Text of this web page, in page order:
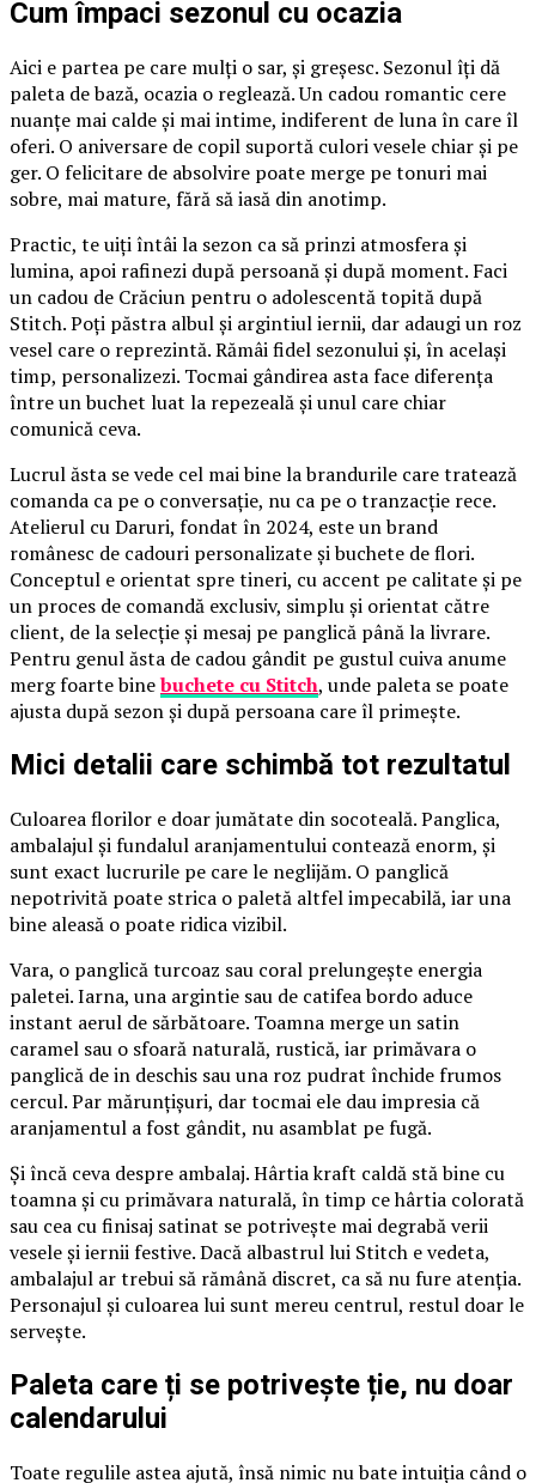
Cum împaci sezonul cu ocazia
Aici e partea pe care mulți o sar, și greșesc. Sezonul îți dă
paleta de bază, ocazia o reglează. Un cadou romantic cere
nuanțe mai calde și mai intime, indiferent de luna în care îl
oferi. O aniversare de copil suportă culori vesele chiar și pe
ger. O felicitare de absolvire poate merge pe tonuri mai
sobre, mai mature, fără să iasă din anotimp.
Practic, te uiți întâi la sezon ca să prinzi atmosfera și
lumina, apoi rafinezi după persoană și după moment. Faci
un cadou de Crăciun pentru o adolescentă topită după
Stitch. Poți păstra albul și argintiul iernii, dar adaugi un roz
vesel care o reprezintă. Rămâi fidel sezonului și, în același
timp, personalizezi. Tocmai gândirea asta face diferența
între un buchet luat la repezeală și unul care chiar
comunică ceva.
Lucrul ăsta se vede cel mai bine la brandurile care tratează
comanda ca pe o conversație, nu ca pe o tranzacție rece.
Atelierul cu Daruri, fondat în 2024, este un brand
românesc de cadouri personalizate și buchete de flori.
Conceptul e orientat spre tineri, cu accent pe calitate și pe
un proces de comandă exclusiv, simplu și orientat către
client, de la selecție și mesaj pe panglică până la livrare.
Pentru genul ăsta de cadou gândit pe gustul cuiva anume
merg foarte binebuchete cu Stitch, unde paleta se poate
ajusta după sezon și după persoana care îl primește.
Mici detalii care schimbă tot rezultatul
Culoarea florilor e doar jumătate din socoteală. Panglica,
ambalajul și fundalul aranjamentului contează enorm, și
sunt exact lucrurile pe care le neglijăm. O panglică
nepotrivită poate strica o paletă altfel impecabilă, iar una
bine aleasă o poate ridica vizibil.
Vara, o panglică turcoaz sau coral prelungește energia
paletei. Iarna, una argintie sau de catifea bordo aduce
instant aerul de sărbătoare. Toamna merge un satin
caramel sau o sfoară naturală, rustică, iar primăvara o
panglică de in deschis sau una roz pudrat închide frumos
cercul. Par mărunțișuri, dar tocmai ele dau impresia că
aranjamentul a fost gândit, nu asamblat pe fugă.
Și încă ceva despre ambalaj. Hârtia kraft caldă stă bine cu
toamna și cu primăvara naturală, în timp ce hârtia colorată
sau cea cu finisaj satinat se potrivește mai degrabă verii
vesele și iernii festive. Dacă albastrul lui Stitch e vedeta,
ambalajul ar trebui să rămână discret, ca să nu fure atenția.
Personajul și culoarea lui sunt mereu centrul, restul doar le
servește.
Paleta care ți se potrivește ție, nu doar
calendarului
Toate regulile astea ajută, însă nimic nu bate intuiția când o